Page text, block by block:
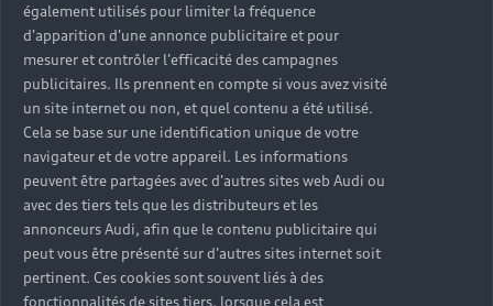
également utilisés pour limiter la fréquence
d'apparition d'une annonce publicitaire et pour
mesurer et contrôler l'efficacité des campagnes
publicitaires. Ils prennent en compte si vous avez visité
un site internet ou non, et quel contenu a été utilisé.
Cela se base sur une identification unique de votre
navigateur et de votre appareil. Les informations
peuvent être partagées avec d'autres sites web Audi ou
avec des tiers tels que les distributeurs et les
annonceurs Audi, afin que le contenu publicitaire qui
peut vous être présenté sur d'autres sites internet soit
pertinent. Ces cookies sont souvent liés à des
fonctionnalités de sites tiers, lorsque cela est